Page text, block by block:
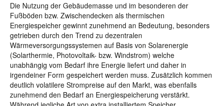
Die Nutzung der Gebäudemasse und im besonderen der
Fußböden bzw. Zwischendecken als thermischen
Energiespeicher gewinnt zunehmend an Bedeutung, besonders
getrieben durch den Trend zu dezentralen
Wärmeversorgungssystemen auf Basis von Solarenergie
(Solarthermie, Photovoltaik- bzw. Windstrom) welche
unabhängig vom Bedarf ihre Energie liefert und daher in
irgendeiner Form gespeichert werden muss. Zusätzlich kommen
deutlich volatilere Strompreise auf den Markt, was ebenfalls
zunehmend den Bedarf an Energiespeicherung verstärkt.